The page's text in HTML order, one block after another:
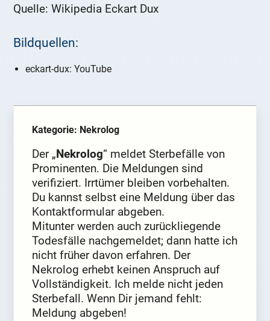
Quelle: Wikipedia Eckart Dux
Bildquellen:
eckart-dux: YouTube
Kategorie: Nekrolog
Der „Nekrolog“ meldet Sterbefälle von
Prominenten. Die Meldungen sind
verifiziert. Irrtümer bleiben vorbehalten.
Du kannst selbst eine Meldung über das
Kontaktformular abgeben.
Mitunter werden auch zurückliegende
Todesfälle nachgemeldet; dann hatte ich
nicht früher davon erfahren. Der
Nekrolog erhebt keinen Anspruch auf
Vollständigkeit. Ich melde nicht jeden
Sterbefall. Wenn Dir jemand fehlt:
Meldung abgeben!